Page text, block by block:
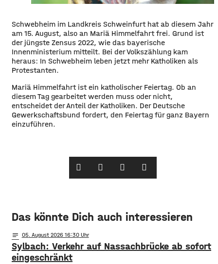
Schwebheim im Landkreis Schweinfurt hat ab diesem Jahr
am 15. August, also an Mariä Himmelfahrt frei. Grund ist
der jüngste Zensus 2022, wie das bayerische
Innenministerium mitteilt. Bei der Volkszählung kam
heraus: In Schwebheim leben jetzt mehr Katholiken als
Protestanten.
Mariä Himmelfahrt ist ein katholischer Feiertag. Ob an
diesem Tag gearbeitet werden muss oder nicht,
entscheidet der Anteil der Katholiken. Der Deutsche
Gewerkschaftsbund fordert, den Feiertag für ganz Bayern
einzuführen.
Das könnte Dich auch interessieren
notes 05. August 2026 16:30
Sylbach: Verkehr auf Nassachbrücke ab sofort
eingeschränkt